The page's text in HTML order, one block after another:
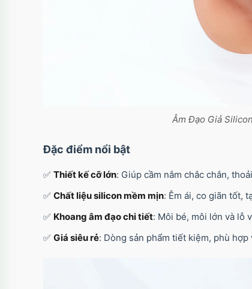
Âm Đạo Giả
Đặc điểm nổi bật
✅ Thiết kế cỡ lớn: Giúp cầm nắm chắc chắn,
✅ Chất liệu silicon mềm mịn: Êm ái, co giãn tốt,
✅ Khoang âm đạo chi tiết: Môi bé, môi lớn và lỗ
✅ Giá siêu rẻ: Dòng sản phẩm tiết kiệm, phù